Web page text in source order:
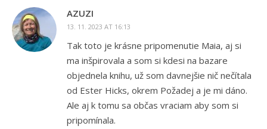
AZUZI
13. 11. 2023 AT 16:13
Tak toto je krásne pripomenutie Maia, aj si
ma inšpirovala a som si kdesi na bazare
objednela knihu, už som davnejšie nič nečítala
od Ester Hicks, okrem Požadej a je mi dáno.
Ale aj k tomu sa občas vraciam aby som si
pripomínala.